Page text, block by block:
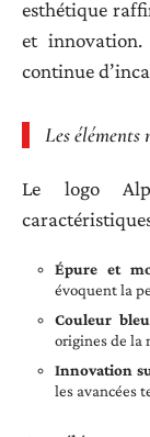
esthétique
et innovation.
continue
Les
Le logo
Épure et
évoquent la
Couleur
origines de la
Innovation
les avancées